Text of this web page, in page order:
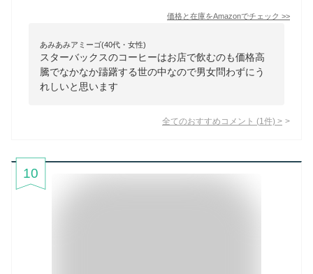
価格と在庫をAmazonでチェック >>
あみあみアミーゴ(40代・女性)
スターバックスのコーヒーはお店で飲むのも価格高
騰でなかなか躊躇する世の中なので男女問わずにう
れしいと思います
全てのおすすめコメント (1 件) >
10